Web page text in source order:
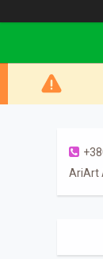
AriArt